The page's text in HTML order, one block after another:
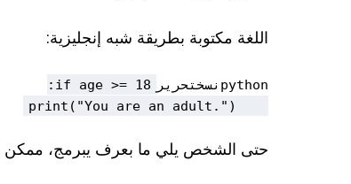
اللغة مكتوبة بطريقة شبه إنجليزية:
pythonنسختحرير
حتى الشخص يلي ما بعرف يبرمج،